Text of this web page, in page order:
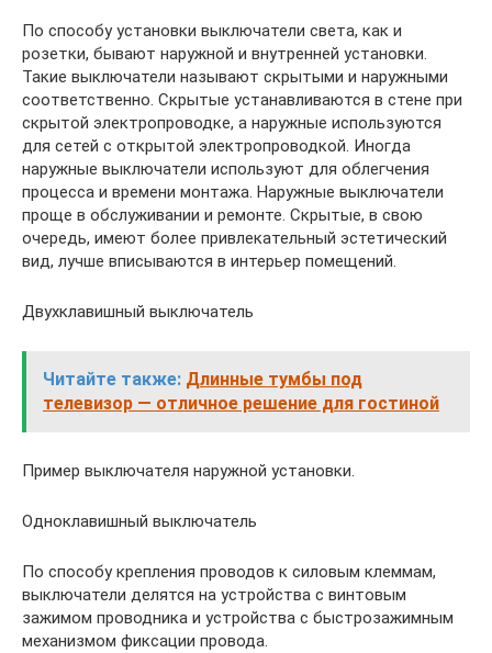
По способу установки выключатели света, как и
розетки, бывают наружной и внутренней установки.
Такие выключатели называют скрытыми и наружными
соответственно. Скрытые устанавливаются в стене при
скрытой электропроводке, а наружные используются
для сетей с открытой электропроводкой. Иногда
наружные выключатели используют для облегчения
процесса и времени монтажа. Наружные выключатели
проще в обслуживании и ремонте. Скрытые, в свою
очередь, имеют более привлекательный эстетический
вид, лучше вписываются в интерьер помещений.
Двухклавишный выключатель
Читайте также: Длинные тумбы под
телевизор — отличное решение для гостиной
Пример выключателя наружной установки.
Одноклавишный выключатель
По способу крепления проводов к силовым клеммам,
выключатели делятся на устройства с винтовым
зажимом проводника и устройства с быстрозажимным
механизмом фиксации провода.